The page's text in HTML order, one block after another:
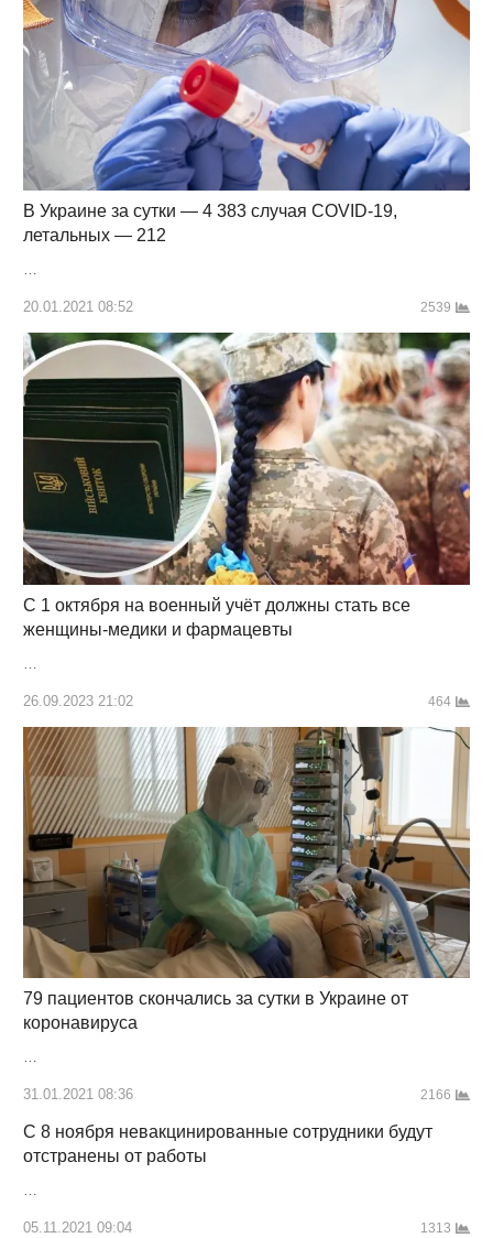
В Украине за сутки — 4 383 случая COVID-19,
летальных — 212
…
20.01.2021 08:52 2539
С 1 октября на военный учёт должны стать все
женщины-медики и фармацевты
…
26.09.2023 21:02 464
79 пациентов скончались за сутки в Украине от
коронавируса
…
31.01.2021 08:36 2166
С 8 ноября невакцинированные сотрудники будут
отстранены от работы
05.11.2021 09:04 1313